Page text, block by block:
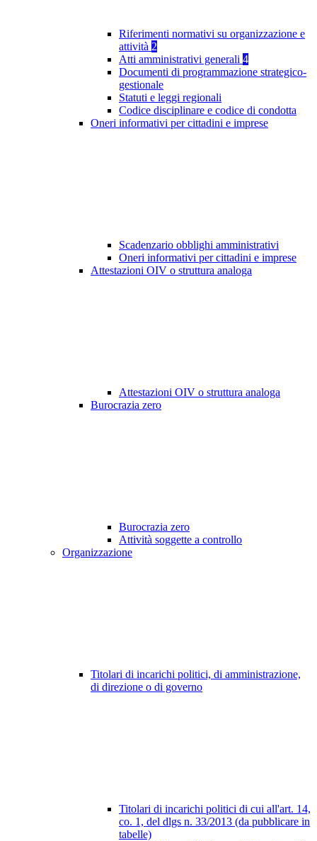
Riferimenti normativi su organizzazione e
attività 2
Atti amministrativi generali 4
Documenti di programmazione strategico-
gestionale
Statuti e leggi regionali
Codice disciplinare e codice di condotta
Oneri informativi per cittadini e imprese
Scadenzario obblighi amministrativi
Oneri informativi per cittadini e imprese
Attestazioni OIV o struttura analoga
Attestazioni OIV o struttura analoga
Burocrazia zero
Burocrazia zero
Attività soggette a controllo
Organizzazione
Titolari di incarichi politici, di amministrazione,
di direzione o di governo
Titolari di incarichi politici di cui all'art. 14,
co. 1, del dlgs n. 33/2013 (da pubblicare in
tabelle)